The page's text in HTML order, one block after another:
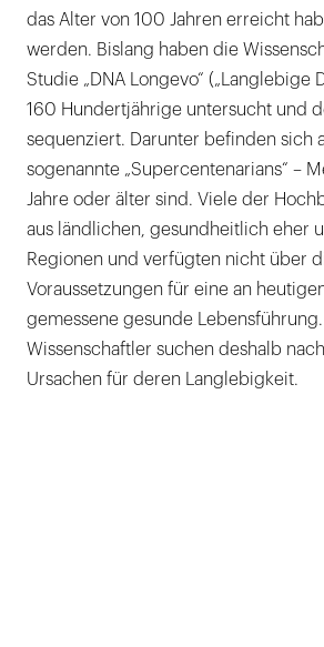
das Alter von 100 Jahren erreicht
werden. Bislang haben die
Studie „DNA Longevo“ („Langlebige
160 Hundertjährige untersucht und
sequenziert. Darunter befinden sich
sogenannte „Supercentenarians“ –
Jahre oder älter sind. Viele der
aus ländlichen, gesundheitlich eher
Regionen und verfügten nicht über
Voraussetzungen für eine an
gemessene gesunde
Wissenschaftler suchen deshalb
Ursachen für deren Langlebigkeit.